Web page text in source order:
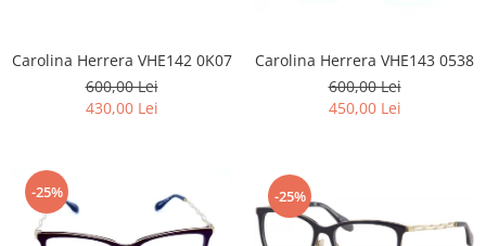
Carolina Herrera VHE142 0K07
600,00 Lei
430,00 Lei
Carolina Herrera VHE143 0538
600,00 Lei
450,00 Lei
-25% -25%